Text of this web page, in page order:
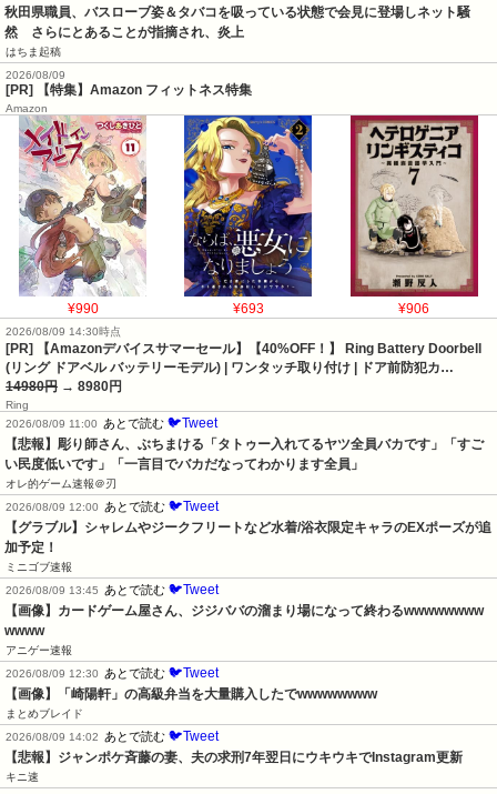
秋田県職員、バスローブ姿＆タバコを吸っている状態で会見に登場しネット騒
然　さらにとあることが指摘され、炎上
はちま起稿
2026/08/09
[PR] 【特集】Amazon フィットネス特集
Amazon
¥990 ¥693 ¥906
2026/08/09 14:30時点
[PR] 【Amazonデバイスサマーセール】【40%OFF！】 Ring Battery Doorbell
(リング ドアベル バッテリーモデル) | ワンタッチ取り付け | ドア前防犯カ…
14980円 → 8980円
Ring
2026/08/09 11:00
あとで読む 🐦Tweet
【悲報】彫り師さん、ぶちまける「タトゥー入れてるヤツ全員バカです」「すご
い民度低いです」「一言目でバカだなってわかります全員」
オレ的ゲーム速報＠刃
2026/08/09 12:00
あとで読む 🐦Tweet
【グラブル】シャレムやジークフリートなど水着/浴衣限定キャラのEXポーズが追
加予定！
ミニゴブ速報
2026/08/09 13:45
あとで読む 🐦Tweet
【画像】カードゲーム屋さん、ジジババの溜まり場になって終わるwwwwwwww
wwww
アニゲー速報
2026/08/09 12:30
あとで読む 🐦Tweet
【画像】「崎陽軒」の高級弁当を大量購入したでwwwwwwww
まとめブレイド
2026/08/09 14:02
あとで読む 🐦Tweet
【悲報】ジャンポケ斉藤の妻、夫の求刑7年翌日にウキウキでInstagram更新
キニ速